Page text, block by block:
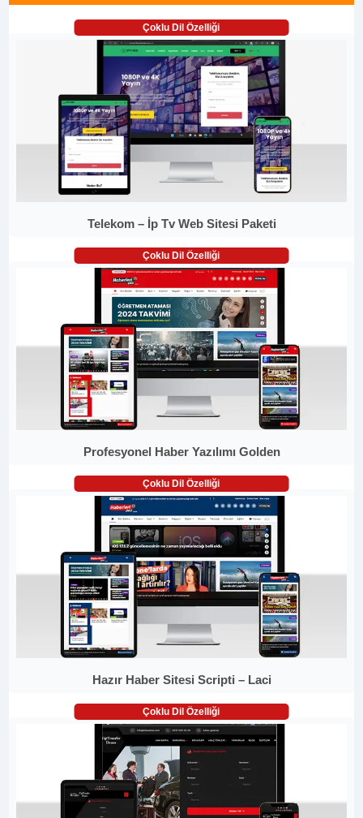
Çoklu Dil Özelliği
Telekom – İp Tv Web Sitesi Paketi
Çoklu Dil Özelliği
Profesyonel Haber Yazılımı Golden
Çoklu Dil Özelliği
Hazır Haber Sitesi Scripti – Laci
Çoklu Dil Özelliği